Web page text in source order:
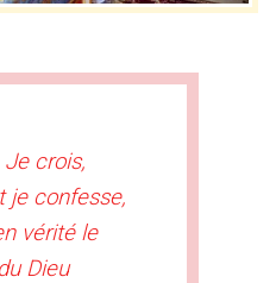
Je crois,
je confesse,
vérité le
Dieu